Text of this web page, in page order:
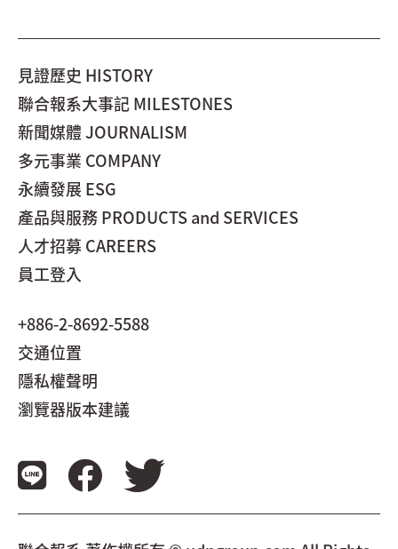
見證歷史 HISTORY
聯合報系大事記 MILESTONES
新聞媒體 JOURNALISM
多元事業 COMPANY
永續發展 ESG
產品與服務 PRODUCTS and SERVICES
人才招募 CAREERS
員工登入
+886-2-8692-5588
交通位置
隱私權聲明
瀏覽器版本建議